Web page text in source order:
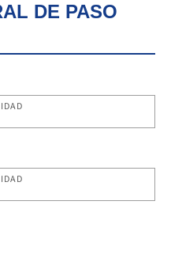
DE PASO